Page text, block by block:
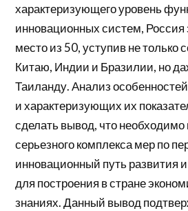
характеризующего уровень
инновационных систем, Россия
место из 50, уступив не
Китаю, Индии и Бразилии, но
Таиланду. Анализ
и характеризующих их
сделать вывод, что
серьезного комплекса мер по
инновационный путь развития
для построения в стране
знаниях. Данный вывод